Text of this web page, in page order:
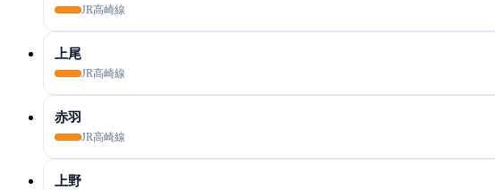
JR高崎線
上尾
JR高崎線
赤羽
JR高崎線
上野